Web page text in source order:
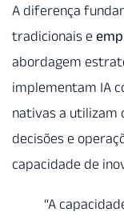
A diferença
tradicionais e
abordagem
implementam IA
nativas a utilizam
decisões e
capacidade de
“A